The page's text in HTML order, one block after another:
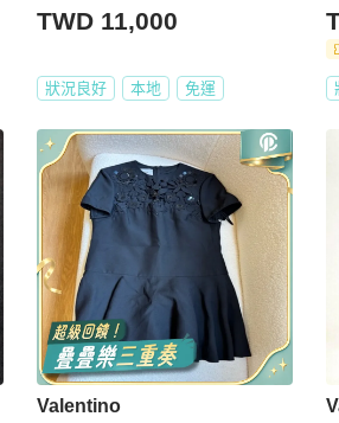
TWD 11,000
狀況良好 本地 免運
Valentino